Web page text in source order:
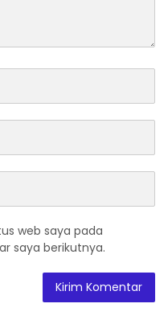
web saya pada
saya berikutnya.